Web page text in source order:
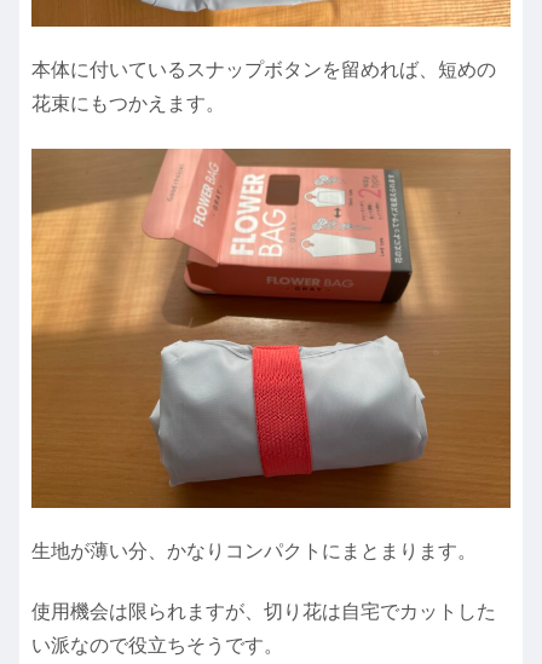
本体に付いているスナップボタンを留めれば、短めの
花束にもつかえます。
生地が薄い分、かなりコンパクトにまとまります。
使用機会は限られますが、切り花は自宅でカットした
い派なので役立ちそうです。